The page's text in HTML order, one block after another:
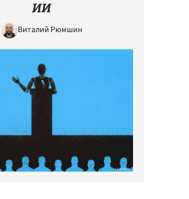
ИИ
Виталий Рюмшин